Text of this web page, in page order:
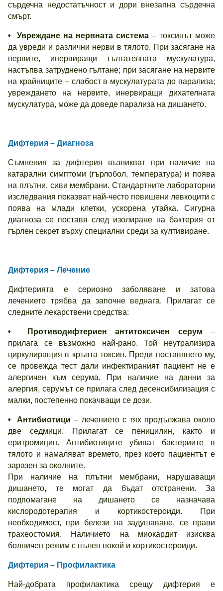
сърдечна недостатъчност и дори внезапна сърдечна
смърт.
• Увреждане на нервната система – токсинът може
да увреди и различни нерви в тялото. При засягане на
нервите, инервиращи гълтателната мускулатура,
настъпва затруднено гълтане; при засягане на нервите
на крайниците – слабост в мускулатурата до парализа;
увреждането на нервите, инервиращи дихателната
мускулатура, може да доведе парализа на дишането.
Дифтерия – Диагноза
Съмнения за дифтерия възникват при наличие на
катарални симптоми (гърлобол, температура) и поява
на плътни, сиви мембрани. Стандартните лабораторни
изследвания показват най-често повишени левкоцити с
поява на млади клетки, ускорена утайка. Сигурна
диагноза се поставя след изолиране на бактерия от
гърлен секрет върху специални среди за култивиране.
Дифтерия – Лечение
Дифтерията е сериозно заболяване и затова
лечението трябва да започне веднага. Прилагат се
следните лекарствени средства:
• Противодифтериен антитоксичен серум –
прилага се възможно най-рано. Той неутрализира
циркулиращия в кръвта токсин. Преди поставянето му,
се провежда тест дали инфектираният пациент не е
алергичен към серума. При наличие на данни за
алергия, серумът се прилага след десенсибилизация с
малки, постепенно покачващи се дози.
• Антибиотици – лечението с тях продължава около
две седмици. Прилагат се пеницилин, както и
еритромицин. Антибиотиците убиват бактериите в
тялото и намаляват времето, през което пациентът е
заразен за околните.
При наличие на плътни мембрани, нарушаващи
дишането, те могат да бъдат отстранени. За
подпомагане на дишането се назначава
кислородотерапия и кортикостероиди. При
необходимост, при белези на задушаване, се прави
трахеостомия. Наличието на миокардит изисква
болничен режим с пълен покой и кортикостероиди.
Дифтерия – Профилактика
Най-добрата профилактика срещу дифтерия е